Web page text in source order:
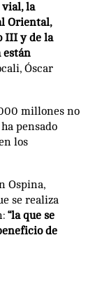
la
Oriental,
III y de la
están
Óscar
millones no
pensado
los
Ospina,
se realiza
“la que se
de